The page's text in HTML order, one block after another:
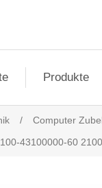
Produkte
/ Computer
43100000-60